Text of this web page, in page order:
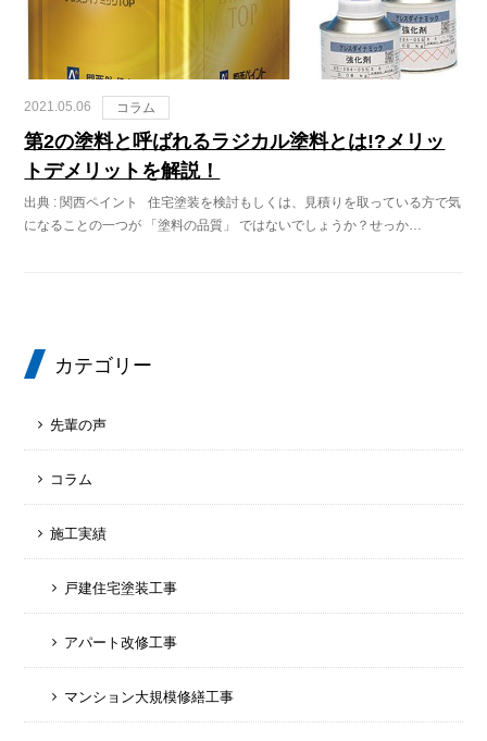
2021.05.06 コラム
第2の塗料と呼ばれるラジカル塗料とは!?メリッ
トデメリットを解説！
出典 : 関西ペイント 住宅塗装を検討もしくは、見積りを取っている方で気
になることの一つが 「塗料の品質」 ではないでしょうか？せっか…
カテゴリー
先輩の声
コラム
施工実績
戸建住宅塗装工事
アパート改修工事
マンション大規模修繕工事